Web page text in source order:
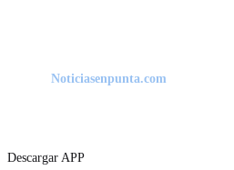
Noticiasenpunta.com
Descargar APP